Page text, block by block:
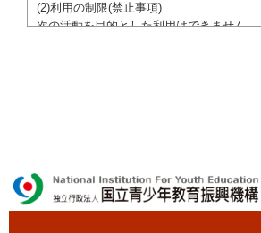
(2)利用の制限(禁止事項)
次の活動を目的とした利用はできません。
●特定の政党を支持、またはこれに反対
●特定の宗教を支持、またはこれに反対
域での勧誘活動を行ったり、自らの団体